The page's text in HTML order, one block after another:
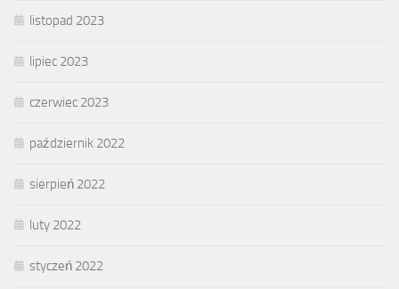
listopad 2023
lipiec 2023
czerwiec 2023
październik 2022
sierpień 2022
luty 2022
styczeń 2022